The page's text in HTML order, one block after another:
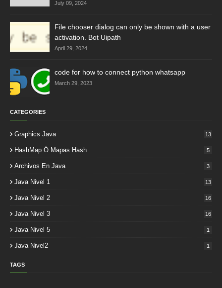
July 09, 2024
File chooser dialog can only be shown with a user
activation. Bot Uipath
April 29, 2024
code for how to connect python whatsapp
March 29, 2023
CATEGORIES
Graphics Java 13
HashMap Ó Mapas Hash 5
Archivos En Java 3
Java Nivel 1 13
Java Nivel 2 16
Java Nivel 3 16
Java Nivel 5 1
Java Nivel2 1
TAGS